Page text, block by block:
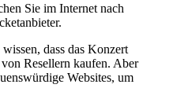
Sie im Internet nach
dass das Konzert
Resellern kaufen. Aber
Websites, um